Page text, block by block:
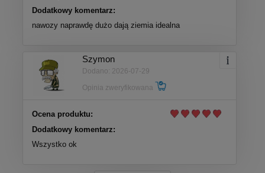
Dodatkowy komentarz:
nawozy naprawdę dużo dają ziemia idealna
Szymon
Dodano: 2026-07-29
Opinia zweryfikowana
Ocena produktu:
Dodatkowy komentarz:
Wszystko ok